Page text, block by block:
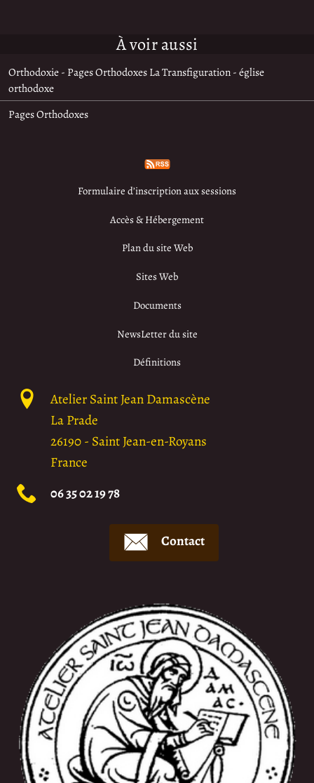
À voir aussi
Orthodoxie - Pages Orthodoxes La Transfiguration - église
orthodoxe
Pages Orthodoxes
Formulaire d’inscription aux sessions
Accès & Hébergement
Plan du site Web
Sites Web
Documents
NewsLetter du site
Définitions
Atelier Saint Jean Damascène
La Prade
26190- Saint Jean-en-Royans
France
06 35 02 19 78
Contact